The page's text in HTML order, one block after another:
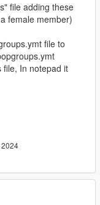
file adding these
female member)
file to
file, In notepad it